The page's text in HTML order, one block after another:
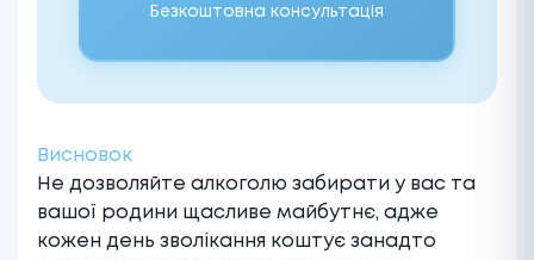
Безкоштовна консультація
Висновок
Не дозволяйте алкоголю забирати у вас та
вашої родини щасливе майбутнє, адже
кожен день зволікання коштує занадто